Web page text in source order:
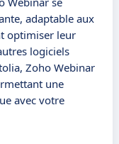
adaptable aux
optimiser leur
logiciels
Zoho Webinar
une
avec votre